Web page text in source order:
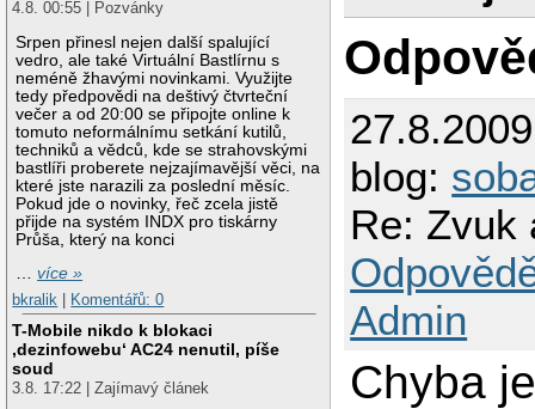
4.8. 00:55 | Pozvánky
Srpen přinesl nejen další spalující
vedro, ale také Virtuální Bastlírnu s
neméně žhavými novinkami. Využijte
tedy předpovědi na deštivý čtvrteční
večer a od 20:00 se připojte online k
tomuto neformálnímu setkání kutilů,
techniků a vědců, kde se strahovskými
bastlíři proberete nejzajímavější věci, na
které jste narazili za poslední měsíc.
Pokud jde o novinky, řeč zcela jistě
přijde na systém INDX pro tiskárny
Průša, který na konci
…více »
bkralik | Komentářů: 0
T-Mobile nikdo k blokaci
‚dezinfowebu‘ AC24 nenutil, píše
soud
3.8. 17:22 | Zajímavý článek
blog:
Re: Zvuk
Admin
Chyba